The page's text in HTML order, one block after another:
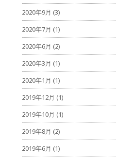
2020年9月 (3)
2020年7月 (1)
2020年6月 (2)
2020年3月 (1)
2020年1月 (1)
2019年12月 (1)
2019年10月 (1)
2019年8月 (2)
2019年6月 (1)